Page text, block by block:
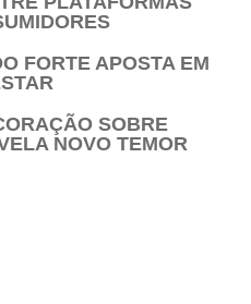
FORTE APOSTA EM
SOBRE
NOVO TEMOR